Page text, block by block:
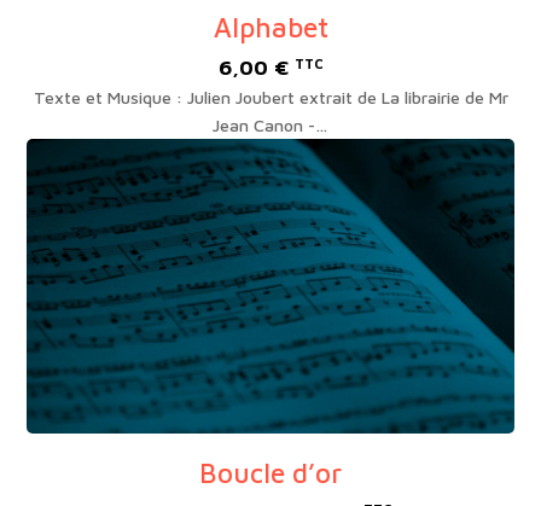
Alphabet
6,00 € TTC
Texte et Musique : Julien Joubert extrait de La librairie de Mr
Jean Canon -…
Boucle d’or